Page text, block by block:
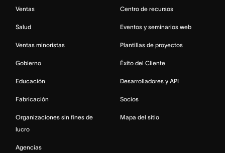
Ventas
Salud
Ventas minoristas
Gobierno
Educación
Fabricación
Organizaciones sin fines de
lucro
Agencias
Centro de recursos
Eventos y seminarios web
Plantillas de proyectos
Éxito del Cliente
Desarrolladores y API
Socios
Mapa del sitio